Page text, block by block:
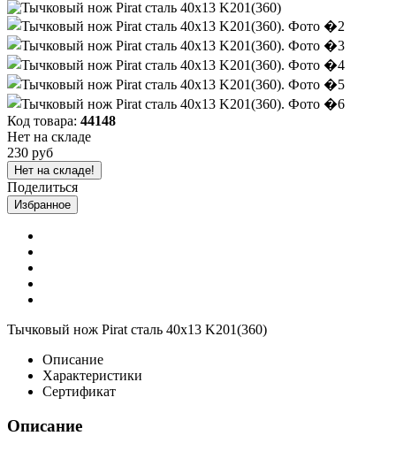
Код товара: 44148
Нет на складе
230 руб
Нет на складе!
Поделиться
Избранное
Тычковый нож Pirat сталь 40х13 K201(360)
Описание
Характеристики
Сертификат
Описание